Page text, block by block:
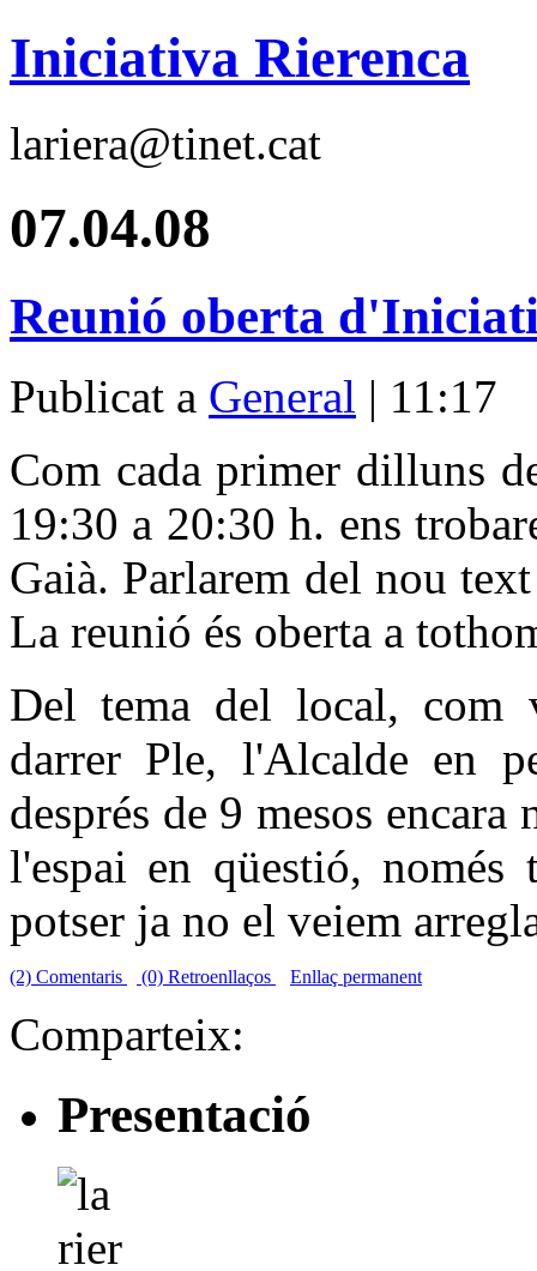
Iniciativa Rierenca
lariera@tinet.cat
07.04.08
Reunió oberta
Publicat a General | 11:17
Com cada primer dilluns
19:30 a 20:30 h. ens
Gaià. Parlarem del nou
La reunió és oberta a
Del tema del local, com
darrer Ple, l'Alcalde en
després de 9 mesos
l'espai en qüestió,
potser ja no el veiem
(2) Comentaris (0) Retroenllaços Enllaç permanent
Comparteix:
Presentació